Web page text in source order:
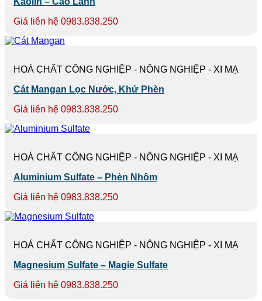
Giá liên hệ 0983.838.250
HOÁ CHẤT CÔNG NGHIỆP - NÔNG NGHIỆP - XI MẠ
Cát Mangan Lọc Nước, Khử Phèn
Giá liên hệ 0983.838.250
HOÁ CHẤT CÔNG NGHIỆP - NÔNG NGHIỆP - XI MẠ
Aluminium Sulfate – Phèn Nhôm
Giá liên hệ 0983.838.250
HOÁ CHẤT CÔNG NGHIỆP - NÔNG NGHIỆP - XI MẠ
Magnesium Sulfate – Magie Sulfate
Giá liên hệ 0983.838.250